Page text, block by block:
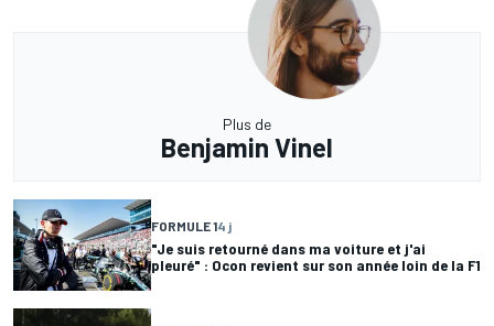
Plus de
Benjamin Vinel
FORMULE 14 j
"Je suis retourné dans ma voiture et j'ai
pleuré" : Ocon revient sur son année loin de la F1